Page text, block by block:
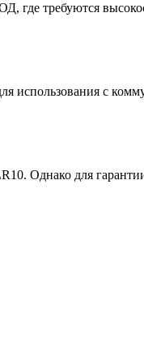
где требуются
с
Однако для